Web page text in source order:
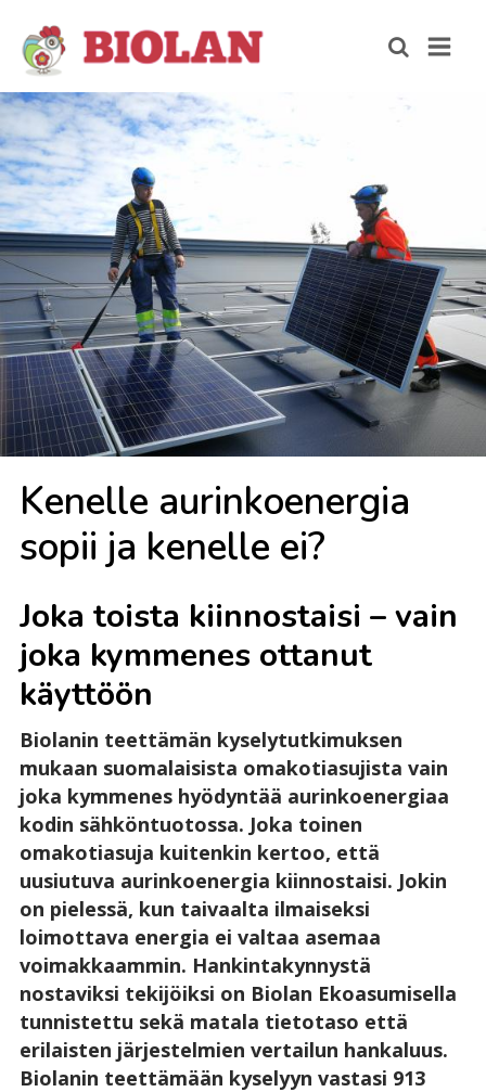
Ke­nel­le au­rin­koe­ner­gia
so­pii ja ke­nel­le ei?
Joka toista kiinnostaisi – vain
joka kymmenes ottanut
käyttöön
Biolanin teettämän kyselytutkimuksen
mukaan suomalaisista omakotiasujista vain
joka kymmenes hyödyntää aurinkoenergiaa
kodin sähköntuotossa. Joka toinen
omakotiasuja kuitenkin kertoo, että
uusiutuva aurinkoenergia kiinnostaisi. Jokin
on pielessä, kun taivaalta ilmaiseksi
loimottava energia ei valtaa asemaa
voimakkaammin. Hankintakynnystä
nostaviksi tekijöiksi on Biolan Ekoasumisella
tunnistettu sekä matala tietotaso että
erilaisten järjestelmien vertailun hankaluus.
Biolanin teettämään kyselyyn vastasi 913